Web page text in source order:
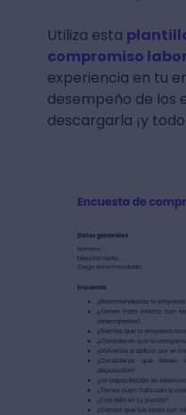
Utiliza esta
compromiso
experiencia en tu
desempeño de los
descargarla ¡y